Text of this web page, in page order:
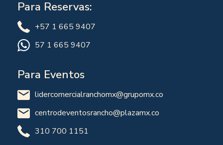
Para Reservas:
+57 1 665 9407
57 1 665 9407
Para Eventos
lidercomercialranchomx@grupomx.co
centrodeventosrancho@plazamx.co
310 700 1151